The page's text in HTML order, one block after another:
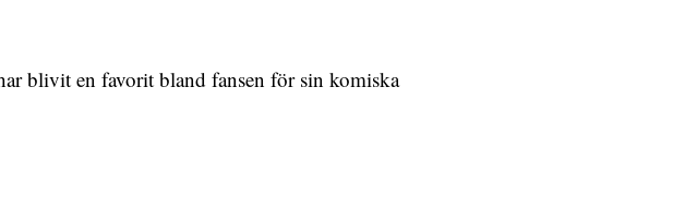
blivit en favorit bland fansen för sin komiska